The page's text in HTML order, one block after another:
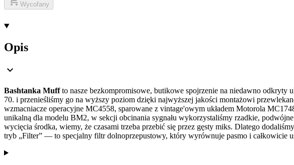
Wycofany
Opis
Bashtanka Muffto nasze bezkompromisowe, butikowe spojrzenie na niedawno odkryty
70. i przenieśliśmy go na wyższy poziom dzięki najwyższej jakości montażowi
wzmacniacze operacyjne MC4558, sparowane z vintage'owym układem Motorola
unikalną dla modelu BM2, w sekcji obcinania sygnału wykorzystaliśmy rzadkie,
wycięcia środka, wiemy, że czasami trzeba przebić się przez gęsty miks. Dlatego
tryb „Filter” — to specjalny filtr dolnoprzepustowy, który wyrównuje pasmo i całkowicie